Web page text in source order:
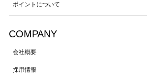
ポイントについて
COMPANY
会社概要
採用情報